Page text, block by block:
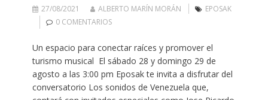
27/08/2021 ALBERTO MARÍN MORÁN
EPOSAK
0 COMENTARIOS
Un espacio para conectar raíces y promover el
turismo musical El sábado 28 y domingo 29 de
agosto a las 3:00 pm Eposak te invita a disfrutar del
conversatorio Los sonidos de Venezuela que,